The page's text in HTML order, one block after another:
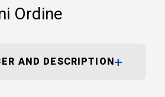
Ordine
AND DESCRIPTION